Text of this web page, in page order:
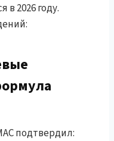
2026 году.
подтвердил: